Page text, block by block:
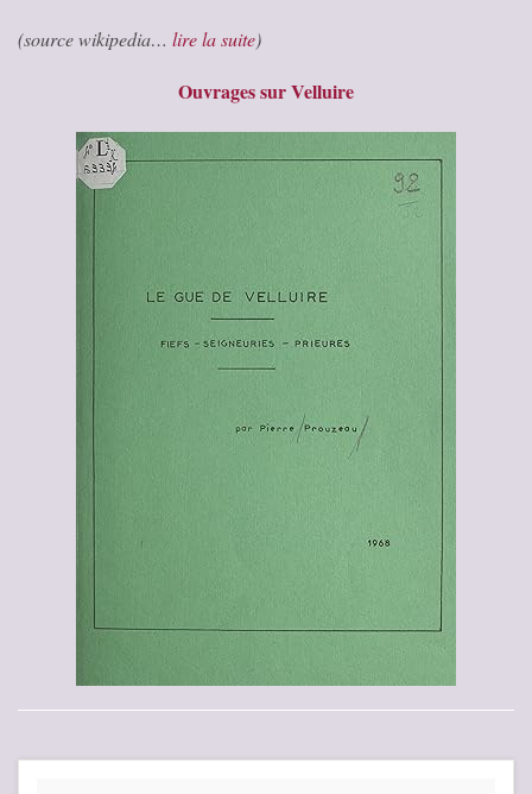
(source wikipedia… lire la suite)
Ouvrages sur Velluire